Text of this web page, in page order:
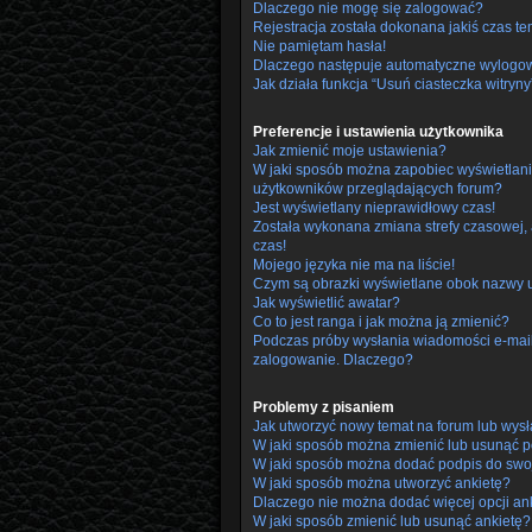
Dlaczego nie mogę się zalogować?
Rejestracja została dokonana jakiś czas
Nie pamiętam hasła!
Dlaczego następuje automatyczne
Jak działa funkcja “Usuń ciasteczka
Preferencje i ustawienia użytkownika
Jak zmienić moje ustawienia?
W jaki sposób można zapobiec
użytkowników przeglądających forum?
Jest wyświetlany nieprawidłowy czas!
Została wykonana zmiana strefy
czas!
Mojego języka nie ma na liście!
Czym są obrazki wyświetlane obok nazwy
Jak wyświetlić awatar?
Co to jest ranga i jak można ją zmienić?
Podczas próby wysłania wiadomości e-
zalogowanie. Dlaczego?
Problemy z pisaniem
Jak utworzyć nowy temat na forum lub
W jaki sposób można zmienić lub usunąć
W jaki sposób można dodać podpis do
W jaki sposób można utworzyć ankietę?
Dlaczego nie można dodać więcej opcji
W jaki sposób zmienić lub usunąć ankietę?